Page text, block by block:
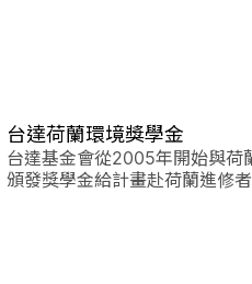
台達荷蘭環境獎學金
台達基金會從2005年開始與荷
頒發獎學金給計畫赴荷蘭進修